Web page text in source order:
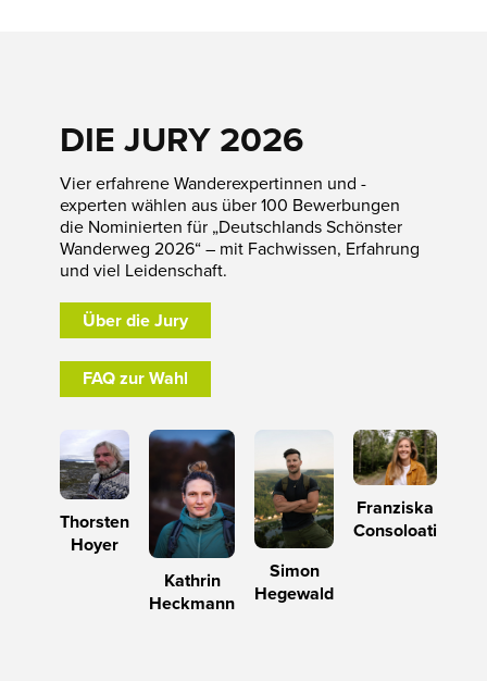
DIE JURY 2026
Vier erfahrene Wanderexpertinnen und -
experten wählen aus über 100 Bewerbungen
die Nominierten für „Deutschlands Schönster
Wanderweg 2026“ – mit Fachwissen, Erfahrung
und viel Leidenschaft.
Über die Jury
FAQ zur Wahl
Thorsten
Hoyer
Kathrin
Heckmann
Simon
Hegewald
Franziska
Consoloati